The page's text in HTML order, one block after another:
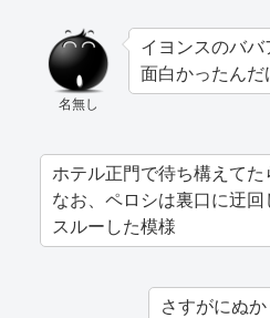
名無し
イヨンスのバ
面白かったんだ
ホテル正門で待ち構えてた
なお、ペロシは裏口に迂回
スルーした模様
さすがにぬ